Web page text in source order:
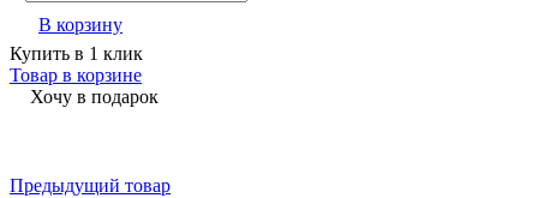
В корзину
Купить в 1 клик
Товар в корзине
Хочу в подарок
Предыдущий товар